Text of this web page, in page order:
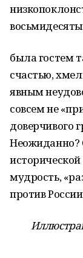
была гостем
счастью,
явным
совсем не
доверчивого
Неожиданно?
мудрость,
против